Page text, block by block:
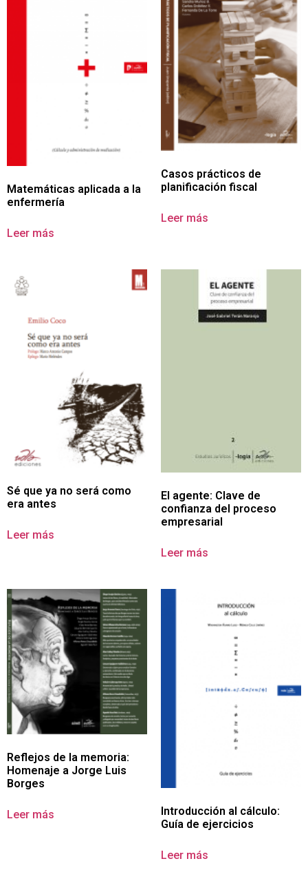
Matemáticas aplicada a la
enfermería
Leer más
Casos prácticos de
planificación fiscal
Leer más
Sé que ya no será como
era antes
Leer más
El agente: Clave de
confianza del proceso
empresarial
Leer más
Reflejos de la memoria:
Homenaje a Jorge Luis
Borges
Leer más
Introducción al cálculo:
Guía de ejercicios
Leer más